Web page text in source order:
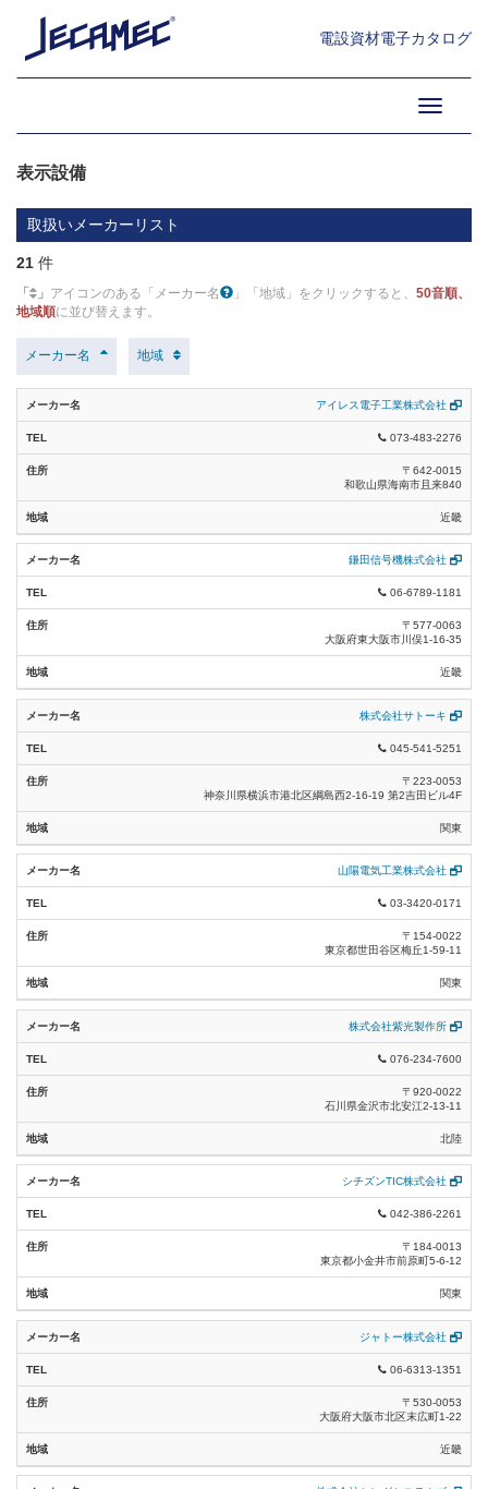
電設資材電子カタログ
Toggle
12.通信・情報設備・設備ソフ
テレビ受信・共聴設備 (6)
出退表示設備 (6)
ベッドコンソール機器 (2)
客室コントロール設備 (4)
他関連システム設備・機器材 (2)
時計設備 (5)
情報・通信設備 (48)
車路管制装置 (13)
AV(音響・映像)設備 (18)
音響機器類 (8)
システムラック類 (17)
全製品カタログ2022-2023（TOA） (1)
総合カタログ2022-2023（DXアンテナ） (1)
テナ） (1)
マスプロカタログ2023（マスプロ電工） (1)
サン電子総合カタログ2022-2023（サン電
子） (1)
共同受信設備機器22-23（ホーチキ） (1)
カメラシステム2023-2024(アツミ電気) (1)
総合カタログ2023-2025（アイホン） (1)
SECURITY SOLUTION（池上通信機） (1)
インターホン・ナースコール設備 総合カタ
総合カタログ2022-2023（シンクレイヤ）
(1)
ビデオカメラシステム総合カタログ(竹中エ
キーワード検索
※カタカナで検索する場合は、全角でお願いします。
※半角カタカナでは検索できません。
表示設備
取扱いメーカーリスト
21 件
「 」 アイコンのある「メーカー名 」「地域」をクリックすると、 50音順、
地域順に並び替えます。
メーカー名 地域
アイレス電子工業株式会社
073-483-2276
〒642‐0015
和歌山県海南市且来840
近畿
鎌田信号機株式会社
06-6789-1181
〒577-0063
大阪府東大阪市川俣1-16-35
近畿
株式会社サトーキ
045-541-5251
〒223-0053
神奈川県横浜市港北区綱島西2-16-19 第2吉田ビル4F
関東
山陽電気工業株式会社
03-3420-0171
〒154-0022
東京都世田谷区梅丘1-59-11
関東
株式会社紫光製作所
076-234-7600
〒920-0022
石川県金沢市北安江2-13-11
北陸
シチズンTIC株式会社
042-386-2261
〒184-0013
東京都小金井市前原町5-6-12
関東
ジャトー株式会社
06-6313-1351
〒530-0053
大阪府大阪市北区末広町1-22
近畿